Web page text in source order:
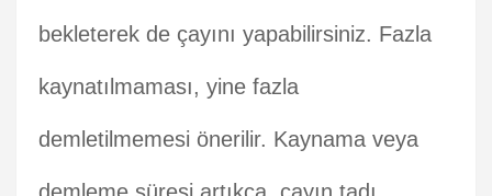
bekleterek de çayını yapabilirsiniz. Fazla
kaynatılmaması, yine fazla
demletilmemesi önerilir. Kaynama veya